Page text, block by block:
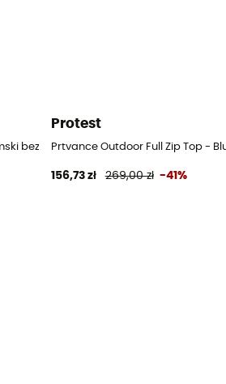
bez rękawów
Protest
Prtvance Outdoor Full Zip Top -
156,73 zł 269,00 zł -41%